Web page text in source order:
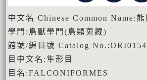
中文名 Chinese Common Name:熊
學門:鳥獸學門(鳥類蒐藏)
館號/編目號 Catalog
目中文名:隼形目
目名:FALCONIFORMES